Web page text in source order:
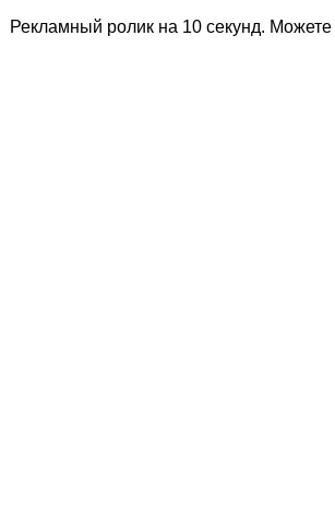
Рекламный ролик на 10 секунд. Можете